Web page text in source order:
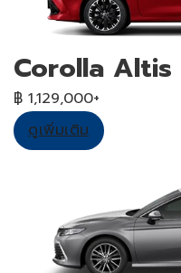
Corolla Altis
฿ 1,129,000+
ดูเพิ่มเติม